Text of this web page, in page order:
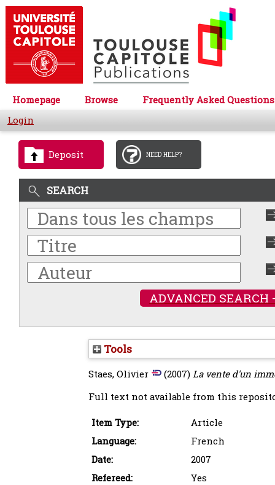
Homepage Browse
Frequently Asked Questions
Login
Deposit NEED HELP?
SEARCH
ADVANCED SEARCH
Tools
Staes, Olivier (2007)La vente d'un
Full text not available from this
Item Type:
Article
Language:
French
Date:
2007
Refereed:
Yes